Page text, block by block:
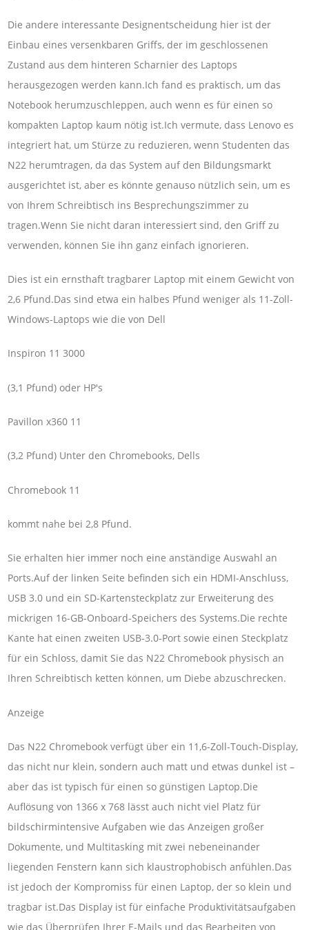
Die andere interessante Designentscheidung hier ist der
Einbau eines versenkbaren Griffs, der im geschlossenen
Zustand aus dem hinteren Scharnier des Laptops
herausgezogen werden kann.Ich fand es praktisch, um das
Notebook herumzuschleppen, auch wenn es für einen so
kompakten Laptop kaum nötig ist.Ich vermute, dass Lenovo es
integriert hat, um Stürze zu reduzieren, wenn Studenten das
N22 herumtragen, da das System auf den Bildungsmarkt
ausgerichtet ist, aber es könnte genauso nützlich sein, um es
von Ihrem Schreibtisch ins Besprechungszimmer zu
tragen.Wenn Sie nicht daran interessiert sind, den Griff zu
verwenden, können Sie ihn ganz einfach ignorieren.
Dies ist ein ernsthaft tragbarer Laptop mit einem Gewicht von
2,6 Pfund.Das sind etwa ein halbes Pfund weniger als 11-Zoll-
Windows-Laptops wie die von Dell
Inspiron 11 3000
(3,1 Pfund) oder HP's
Pavillon x360 11
(3,2 Pfund) Unter den Chromebooks, Dells
Chromebook 11
kommt nahe bei 2,8 Pfund.
Sie erhalten hier immer noch eine anständige Auswahl an
Ports.Auf der linken Seite befinden sich ein HDMI-Anschluss,
USB 3.0 und ein SD-Kartensteckplatz zur Erweiterung des
mickrigen 16-GB-Onboard-Speichers des Systems.Die rechte
Kante hat einen zweiten USB-3.0-Port sowie einen Steckplatz
für ein Schloss, damit Sie das N22 Chromebook physisch an
Ihren Schreibtisch ketten können, um Diebe abzuschrecken.
Anzeige
Das N22 Chromebook verfügt über ein 11,6-Zoll-Touch-Display,
das nicht nur klein, sondern auch matt und etwas dunkel ist –
aber das ist typisch für einen so günstigen Laptop.Die
Auflösung von 1366 x 768 lässt auch nicht viel Platz für
bildschirmintensive Aufgaben wie das Anzeigen großer
Dokumente, und Multitasking mit zwei nebeneinander
liegenden Fenstern kann sich klaustrophobisch anfühlen.Das
ist jedoch der Kompromiss für einen Laptop, der so klein und
tragbar ist.Das Display ist für einfache Produktivitätsaufgaben
wie das Überprüfen Ihrer E-Mails und das Bearbeiten von